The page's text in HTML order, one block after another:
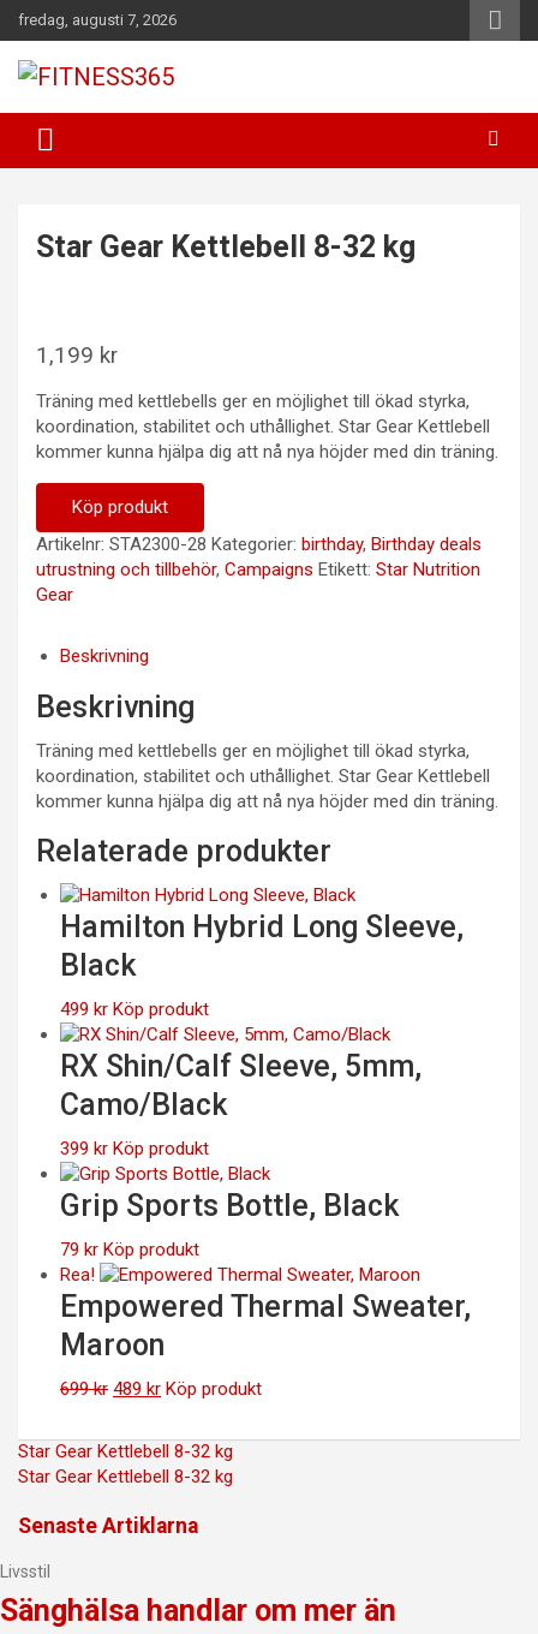
Hoppa
till
innehåll
fredag, augusti 7, 2026
FITNESS365
Star Gear Kettlebell 8-32 kg
1,199 kr
Träning med kettlebells ger en möjlighet till ökad styrka,
koordination, stabilitet och uthållighet. Star Gear Kettlebell
kommer kunna hjälpa dig att nå nya höjder med din träning.
Köp produkt
Artikelnr: STA2300-28 Kategorier: birthday, Birthday deals
utrustning och tillbehör, Campaigns Etikett: Star Nutrition
Gear
Beskrivning
Beskrivning
Träning med kettlebells ger en möjlighet till ökad styrka,
koordination, stabilitet och uthållighet. Star Gear Kettlebell
kommer kunna hjälpa dig att nå nya höjder med din träning.
Relaterade produkter
Hamilton Hybrid Long Sleeve,
Black
499 kr Köp produkt
RX Shin/Calf Sleeve, 5mm,
Camo/Black
399 kr Köp produkt
Grip Sports Bottle, Black
79 kr Köp produkt
Rea!
Empowered Thermal Sweater,
Maroon
699kr Det
priset
var:
699 kr.
489 krDet
priset
är:
489 kr.
Köp produkt
Inläggsnavigering
Star Gear Kettlebell 8-32 kg
Star Gear Kettlebell 8-32 kg
Senaste Artiklarna
Livsstil
Sänghälsa handlar om mer än